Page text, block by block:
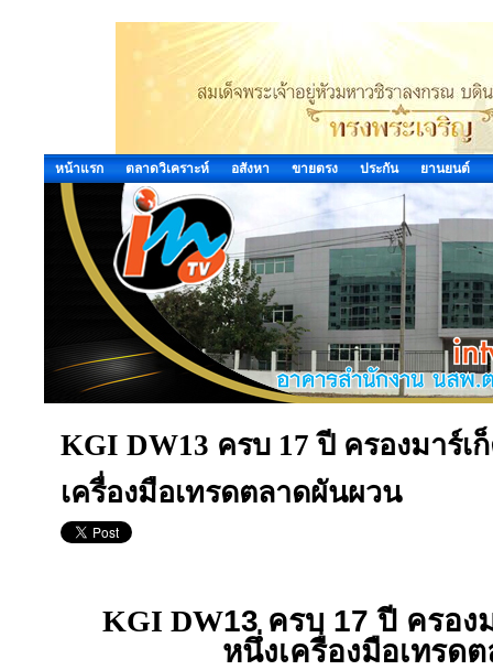
หน้าแรก ตลาดวิเคราะห์ อสังหา ขายตรง ประกัน ยานยนต์
KGI DW13 ครบ 17 ปี ครองมาร์เ
เครื่องมือเทรดตลาดผันผวน
KGI DW13 ครบ 17 ปี ครอง
หนึ่งเครื่องมือเทรด